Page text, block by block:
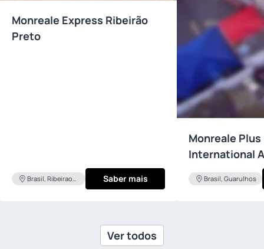
Monreale Express Ribeirão
Preto
Brasil, Ribeirao
Saber mais
Monreale Plus
International
Guarulhos
Brasil, Guarulhos
Ver todos